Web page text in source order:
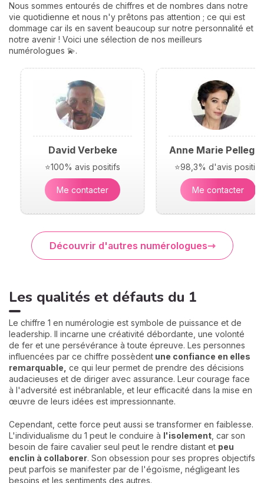
Nous sommes entourés de chiffres et de nombres dans notre
vie quotidienne et nous n'y prêtons pas attention ; ce qui est
dommage car ils en savent beaucoup sur notre personnalité et
notre avenir ! Voici une sélection de nos meilleurs
numérologues 💫.
David Verbeke
⭐100% avis positifs
Me contacter
Anne Marie
⭐98,3% d'avis positifs
Me contacter
Découvrir d'autres numérologues
Les qualités et défauts du 1
Le chiffre 1 en numérologie est symbole de puissance et de
leadership. Il incarne une créativité débordante, une volonté
de fer et une persévérance à toute épreuve. Les personnes
influencées par ce chiffre possèdent une confiance en elles
remarquable, ce qui leur permet de prendre des décisions
audacieuses et de diriger avec assurance. Leur courage face
à l'adversité est inébranlable, et leur efficacité dans la mise en
œuvre de leurs idées est impressionnante.
Cependant, cette force peut aussi se transformer en faiblesse.
L'individualisme du 1 peut le conduire à l'isolement , car son
besoin de faire cavalier seul peut le rendre distant et peu
enclin à collaborer. Son obsession pour ses propres objectifs
peut parfois se manifester par de l'égoïsme, négligeant les
besoins et les sentiments des autres.